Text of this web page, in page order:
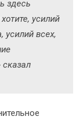
здесь
усилий
усилий всех,